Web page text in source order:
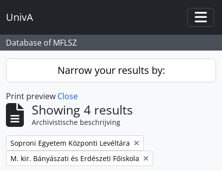
UnivA
Database of MFLSZ
Narrow your results by:
Print preview Close
Showing 4 results
Archivistische beschrijving
Remove filter:
Soproni Egyetem Központi Levéltára
Remove filter:
M. kir. Bányászati és Erdészeti Főiskola